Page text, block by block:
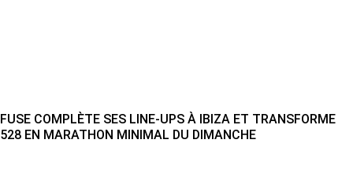
FUSE COMPLÈTE SES LINE-UPS À IBIZA ET TRANSFORME
528 EN MARATHON MINIMAL DU DIMANCHE